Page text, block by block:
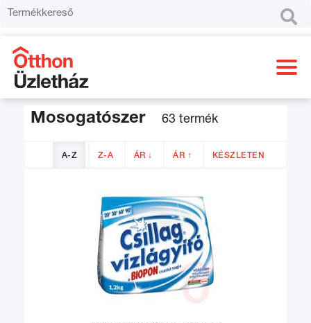

Mosogatószer 63 termék
A-Z Z-A ÁR ↓ ÁR ↑ KÉSZLETEN